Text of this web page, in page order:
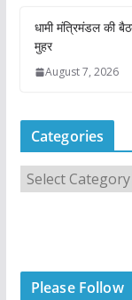
धामी मंत्रिमंडल की
मुहर
August 7, 2026
Categories
a
Please Follow